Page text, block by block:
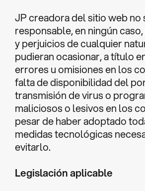
JP creadora del sitio web no
responsable, en ningún
y perjuicios de cualquier
pudieran ocasionar, a título
errores u omisiones en los
falta de disponibilidad del
transmisión de virus o
maliciosos o lesivos en los
pesar de haber adoptado
medidas tecnológicas
evitarlo.
Legislación aplicable